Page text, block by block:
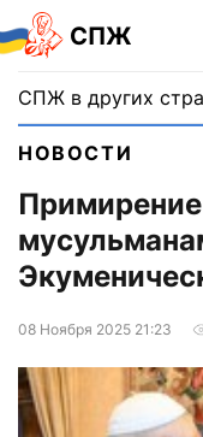
СПЖ
СПЖ в других
НОВОСТИ
08 Ноября 2025 21:23